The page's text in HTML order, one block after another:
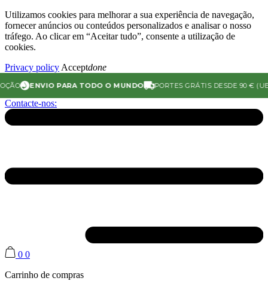
Utilizamos cookies para melhorar a sua experiência de navegação,
fornecer anúncios ou conteúdos personalizados e analisar o nosso
tráfego. Ao clicar em “Aceitar tudo”, consente a utilização de
cookies.
Privacy policy Acceptdone
ENVIO PARA TODO O MUNDO PORTES GRÁTIS DESDE 90 € (UE)
Contacte-nos:
0 0
Carrinho de compras